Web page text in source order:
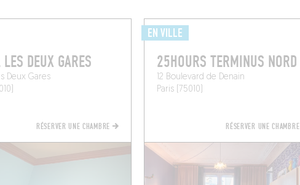
DEUX GARES
Deux Gares
RÉSERVER UNE CHAMBRE
EN VILLE
25HOURS TERMINUS NORD
12 Boulevard de Denain
Paris (75010)
RÉSERVER UNE CHAMBRE